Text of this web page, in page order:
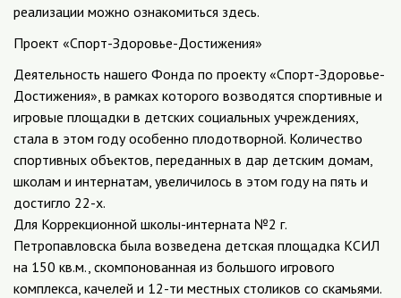
реализации можно ознакомиться здесь.
Проект «Спорт-Здоровье-Достижения»
Деятельность нашего Фонда по проекту «Спорт-Здоровье-
Достижения», в рамках которого возводятся спортивные и
игровые площадки в детских социальных учреждениях,
стала в этом году особенно плодотворной. Количество
спортивных объектов, переданных в дар детским домам,
школам и интернатам, увеличилось в этом году на пять и
достигло 22-х.
Для Коррекционной школы-интерната №2 г.
Петропавловска была возведена детская площадка КСИЛ
на 150 кв.м., скомпонованная из большого игрового
комплекса, качелей и 12-ти местных столиков со скамьями.